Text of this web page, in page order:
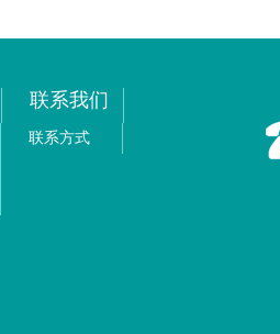
联系我们
联系方式